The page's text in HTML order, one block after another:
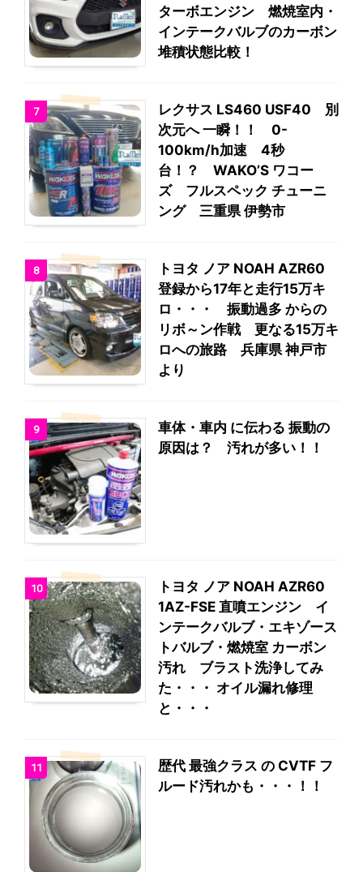
ターボエンジン 燃焼室内・
インテークバルブのカーボン
堆積状態比較！
7
レクサス LS460 USF40 別
次元へ 一瞬！！ 0-
100km/h加速 4秒
台！？ WAKO’S ワコー
ズ フルスペック チューニ
ング 三重県 伊勢市
8
トヨタ ノア NOAH AZR60
登録から17年と走行15万キ
ロ・・・ 振動過多 からの
リボ～ン作戦 更なる15万キ
ロへの旅路 兵庫県 神戸市
より
9
車体・車内 に伝わる 振動の
原因は？ 汚れが多い！！
10
トヨタ ノア NOAH AZR60
1AZ-FSE 直噴エンジン イ
ンテークバルブ・エキゾース
トバルブ・燃焼室 カーボン
汚れ ブラスト洗浄してみ
た・・・ オイル漏れ修理
と・・・
11
歴代 最強クラス の CVTF フ
ルード汚れかも・・・！！